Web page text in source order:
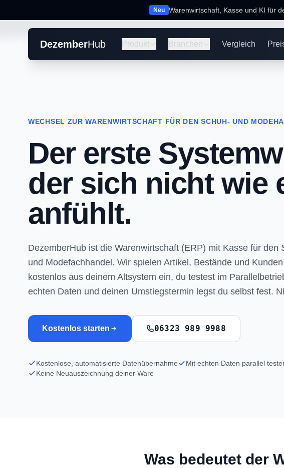
Neu Warenwirtschaft, Kasse und KI für
DezemberHub Produkt Branchen Vergleich
WECHSEL ZUR WARENWIRTSCHAFT FÜR DEN SCHUH- UND
Der erste
der sich nicht wie
anfühlt.
DezemberHub ist die Warenwirtschaft (ERP) mit Kasse für den
und Modefachhandel. Wir spielen Artikel, Bestände und Kunden
kostenlos aus deinem Altsystem ein, du testest im
echten Daten und deinen Umstiegstermin legst du selbst fest.
Kostenlos starten 06323 989 9988
Kostenlose, automatisierte Datenübernahme Mit echten Daten parallel
Keine Neuauszeichnung deiner Ware
Was bedeutet der